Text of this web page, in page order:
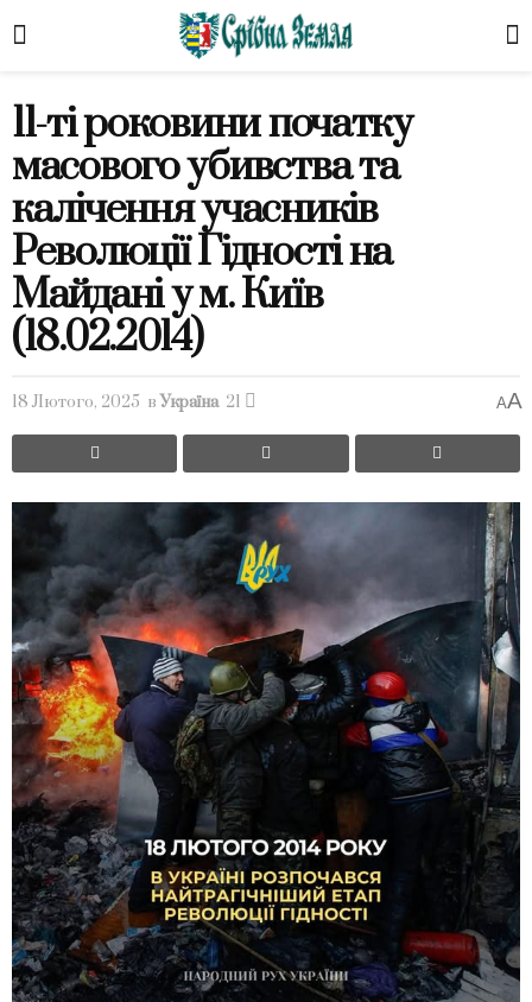
11-ті роковини початку
масового убивства та
калічення учасників
Революції Гідності на
Майдані у м. Київ
(18.02.2014)
18 Лютого, 2025 в Україна 21 AA